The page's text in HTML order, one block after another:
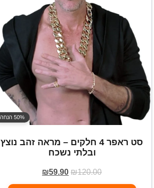
50% הנחה
סט ראפר 4 חלקים – מראה זהב נוצץ
ובלתי נשכח
₪120.00
₪59.90